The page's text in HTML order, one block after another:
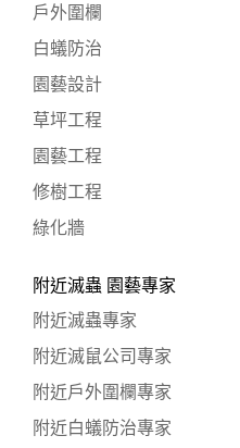
戶外圍欄
白蟻防治
園藝設計
草坪工程
園藝工程
修樹工程
綠化牆
附近滅蟲 園藝專家
附近滅蟲專家
附近滅鼠公司專家
附近戶外圍欄專家
附近白蟻防治專家